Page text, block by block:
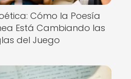
Cómo la Poesía
Está Cambiando las
del Juego